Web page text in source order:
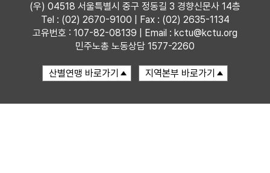
(우) 04518 서울특별시 중구 정동길 3 경향신문사 14층
Tel : (02) 2670-9100 | Fax : (02) 2635-1134
고유번호 : 107-82-08139 | Email : kctu@kctu.org
민주노총 노동상담 1577-2260